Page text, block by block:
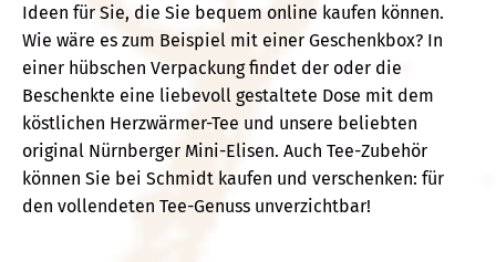
Ideen für Sie, die Sie bequem online kaufen können.
Wie wäre es zum Beispiel mit einer Geschenkbox? In
einer hübschen Verpackung findet der oder die
Beschenkte eine liebevoll gestaltete Dose mit dem
köstlichen Herzwärmer-Tee und unsere beliebten
original Nürnberger Mini-Elisen. Auch Tee-Zubehör
können Sie bei Schmidt kaufen und verschenken: für
den vollendeten Tee-Genuss unverzichtbar!